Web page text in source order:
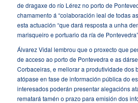
de dragaxe do río Lérez no porto de
chamamento á “colaboración leal de todas
esta actuación “que dará resposta a unha
marisqueiro e portuario da ría de
Álvarez Vidal lembrou que o proxecto que
de acceso ao porto de Pontevedra e as
Corbaceiras, e mellorar a produtividade dos
atópase en fase de información pública do
interesados poderán presentar alegacións
rematará tamén o prazo para emisión dos